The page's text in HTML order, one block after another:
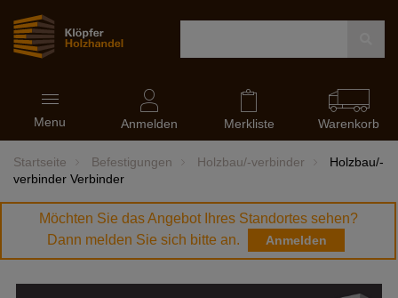
Navigation
ein-
und
ausblenden
Menu Anmelden Merkliste Warenkorb
Startseite Befestigungen Holzbau/-verbinder
Holzbau/-
verbinder Verbinder
Möchten Sie das Angebot Ihres Standortes sehen?
Dann melden Sie sich bitte an.
Anmelden